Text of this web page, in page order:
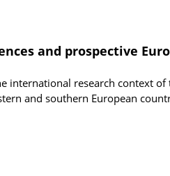
and prospective
international research context
and southern European